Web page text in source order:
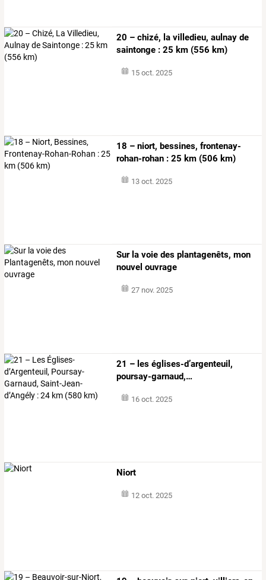
20 – chizé, la villedieu, aulnay de
saintonge : 25 km (556 km)
15 oct. 2025
18 – niort, bessines, frontenay-
rohan-rohan : 25 km (506 km)
13 oct. 2025
Sur la voie des plantagenêts, mon
nouvel ouvrage
27 nov. 2025
21 – les églises-d’argenteuil,
poursay-garnaud,…
16 oct. 2025
Niort
12 oct. 2025